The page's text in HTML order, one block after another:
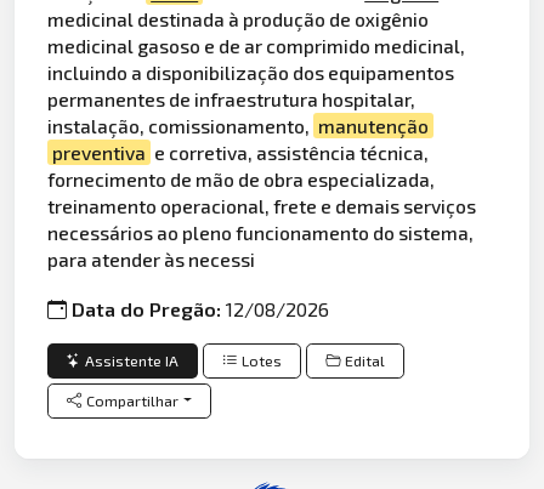
medicinal destinada à produção de oxigênio
medicinal gasoso e de ar comprimido medicinal,
incluindo a disponibilização dos equipamentos
permanentes de infraestrutura hospitalar,
instalação, comissionamento, manutenção
preventiva e corretiva, assistência técnica,
fornecimento de mão de obra especializada,
treinamento operacional, frete e demais serviços
necessários ao pleno funcionamento do sistema,
para atender às necessi
Data do Pregão:12/08/2026
Assistente IA Lotes Edital
Compartilhar